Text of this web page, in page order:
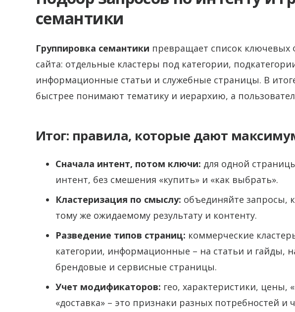
семантики
Группировка семантики превращает список ключевых
сайта: отдельные кластеры под категории,
информационные статьи и служебные страницы. В
быстрее понимают тематику и иерархию, а
Итог: правила, которые дают
Сначала интент, потом ключи: для одной
интент, без смешения «купить» и «как выбрать».
Кластеризация по смыслу: объединяйте запросы,
тому же ожидаемому результату и контенту.
Разведение типов страниц: коммерческие
категории, информационные – на статьи и гайды,
брендовые и сервисные страницы.
Учет модификаторов: гео, характеристики, цены,
«доставка» – это признаки разных потребностей и